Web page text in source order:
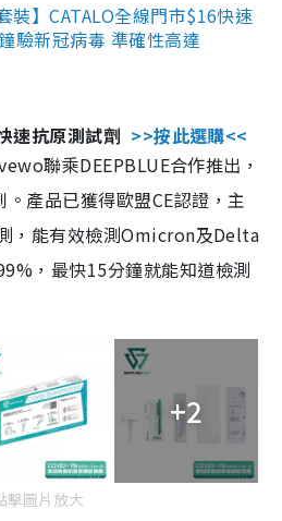
裝】CATALO全線門市$16快速
驗新冠病毒 準確性高達
速抗原測試劑 >>按此選購<<
聯乘DEEPBLUE合作推出，
產品已獲得歐盟CE認證，主
，能有效檢測Omicron及Delta
，最快15分鐘就能知道檢測
+2
擊圖片放大